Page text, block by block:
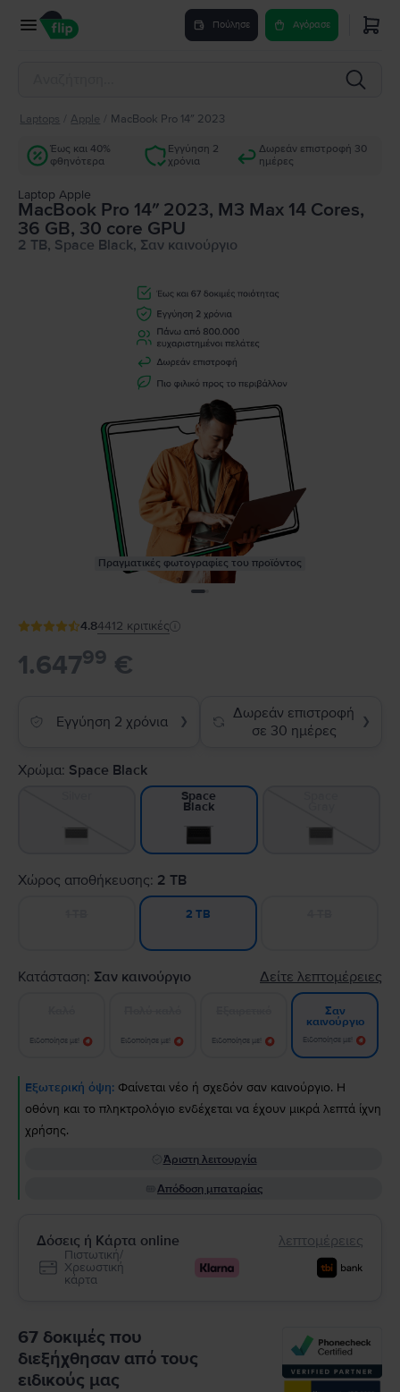
Πούλησε Αγόρασε
Laptops Apple MacBook Pro 14″ 2023
Έως και 40%
φθηνότερα
Εγγύηση 2
χρόνια
Δωρεάν επιστροφή 30
ημέρες
Laptop Apple
MacBook Pro 14″ 2023, M3 Max 14 Cores,
36 GB, 30 core GPU
2 TB, Space Black, Σαν καινούργιο
Πραγματικές φωτογραφίες του προϊόντος
4.84412 κριτικές
1.64799 €
Εγγύηση 2 χρόνια ❯
Δωρεάν επιστροφή
σε 30 ημέρες
❯
Χρώμα: Space Black
Space
Black
Χώρος αποθήκευσης: 2 TB
2 TB
Κατάσταση: Σαν καινούργιο Δείτε λεπτομέρειες
Ειδοποίησε με! Ειδοποίησε με! Ειδοποίησε με!
Σαν
καινούργιο
Ειδοποίησε με!
Εξωτερική όψη: Φαίνεται νέο ή σχεδόν σαν καινούργιο. Η
οθόνη και το πληκτρολόγιο ενδέχεται να έχουν μικρά λεπτά ίχνη
χρήσης.
Άριστη λειτουργία
Απόδοση μπαταρίας
Δόσεις ή Κάρτα online λεπτομέρειες
Πιστωτική/
Χρεωστική
κάρτα
67 δοκιμές που
διεξήχθησαν από τους
ειδικούς μας